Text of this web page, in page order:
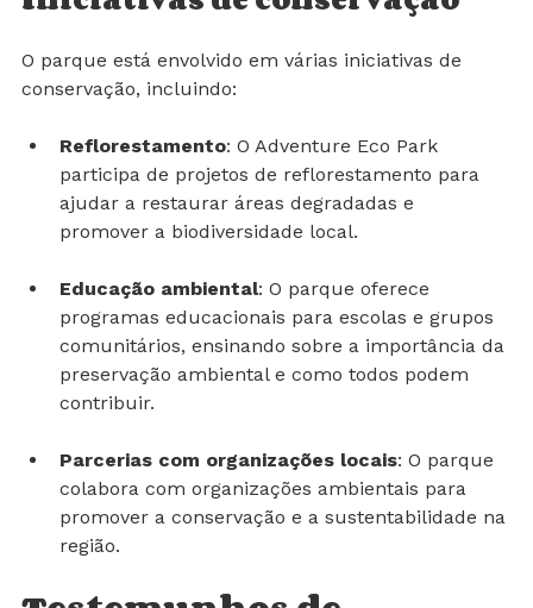
Iniciativas de conservação
O parque está envolvido em várias iniciativas de
Reflorestamento: O Adventure Eco Park
participa de projetos de reflorestamento para
ajudar a restaurar áreas degradadas e
Educação ambiental: O parque oferece
programas educacionais para escolas e grupos
comunitários, ensinando sobre a importância da
preservação ambiental e como todos podem
Parcerias com organizações locais: O parque
colabora com organizações ambientais para
promover a conservação e a sustentabilidade na